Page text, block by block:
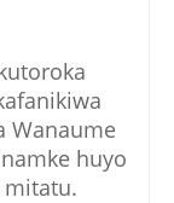
Wanaume
huyo
mitatu.